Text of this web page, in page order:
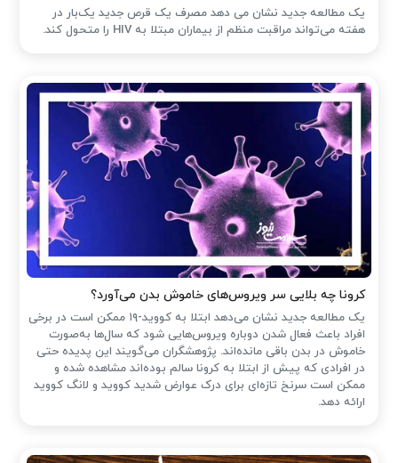
یک مطالعه جدید نشان می دهد مصرف یک قرص جدید یک‌بار در
هفته می‌تواند مراقبت منظم از بیماران مبتلا به HIV را متحول کند.
کرونا چه بلایی سر ویروس‌های خاموش بدن می‌آورد؟
یک مطالعه جدید نشان می‌دهد ابتلا به کووید-۱۹ ممکن است در برخی
افراد باعث فعال شدن دوباره ویروس‌هایی شود که سال‌ها به‌صورت
خاموش در بدن باقی مانده‌اند. پژوهشگران می‌گویند این پدیده حتی
در افرادی که پیش از ابتلا به کرونا سالم بوده‌اند مشاهده شده و
ممکن است سرنخ تازه‌ای برای درک عوارض شدید کووید و لانگ کووید
ارائه دهد.